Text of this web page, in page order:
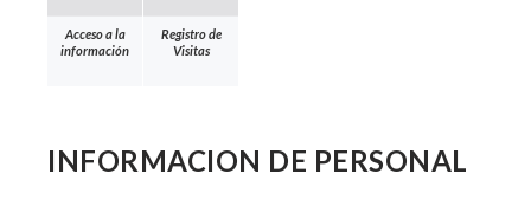
Acceso a la
información
Registro de
Visitas
INFORMACION DE PERSONAL